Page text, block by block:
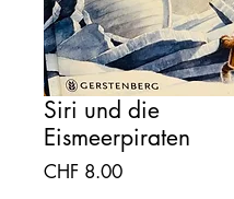
Siri und die
Eismeerpiraten
CHF 8.00Preis